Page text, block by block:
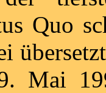
Quo
Mai